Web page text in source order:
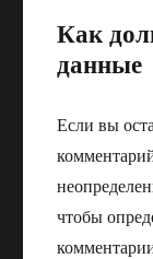
Как
данные
Если вы
чтобы